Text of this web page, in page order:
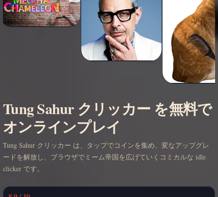
Tung Sahur クリッカー を無料で
オンラインプレイ
Tung Sahur クリッカー は、タップでコインを集め、変なアップグレ
ードを解放し、ブラウザでミーム帝国を広げていくコミカルな idle
clicker です。